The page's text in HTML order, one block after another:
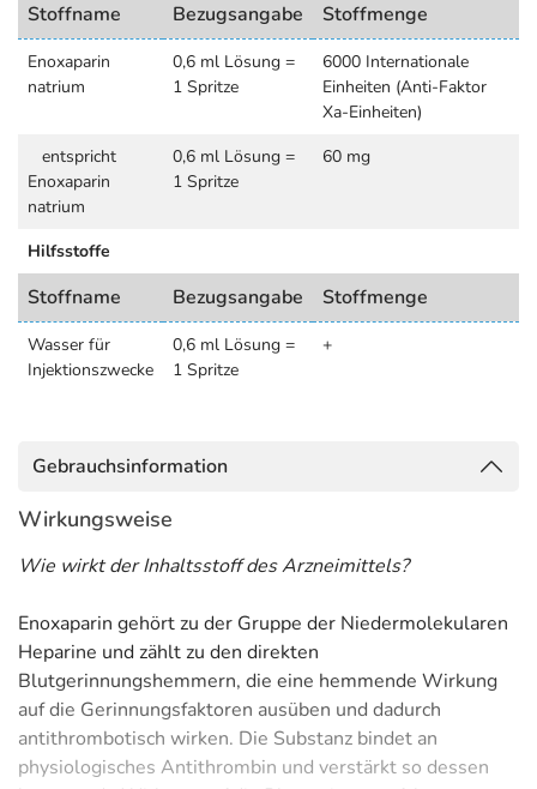
Stoffname Bezugsangabe Stoffmenge
Enoxaparin
natrium
0,6 ml Lösung =
1 Spritze
6000 Internationale
Einheiten (Anti-Faktor
Xa-Einheiten)
entspricht
Enoxaparin
natrium
0,6 ml Lösung =
1 Spritze
60 mg
Hilfsstoffe
Stoffname Bezugsangabe Stoffmenge
Wasser für
Injektionszwecke
0,6 ml Lösung =
1 Spritze
+
Gebrauchsinformation
Wirkungsweise
Wie wirkt der Inhaltsstoff des Arzneimittels?
Enoxaparin gehört zu der Gruppe der Niedermolekularen
Heparine und zählt zu den direkten
Blutgerinnungshemmern, die eine hemmende Wirkung
auf die Gerinnungsfaktoren ausüben und dadurch
antithrombotisch wirken. Die Substanz bindet an
physiologisches Antithrombin und verstärkt so dessen